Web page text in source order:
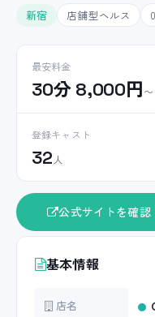
新宿
店舗型ヘルス
最安料金
30分 8,000円〜
登録キャスト
32 人
公式サイトを確認
基本情報
店名